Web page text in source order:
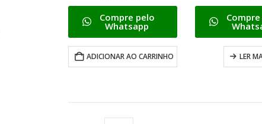
0de 5
Compre pelo
Whatsapp
ADICIONAR AO CARRINHO
0de 5
LER